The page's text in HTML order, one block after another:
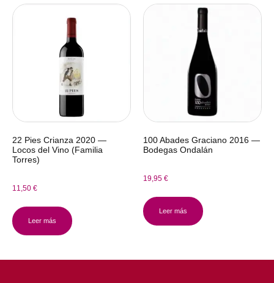
22 Pies Crianza 2020 —
Locos del Vino (Familia
Torres)
11,50 €
Leer más
100 Abades Graciano 2016 —
Bodegas Ondalán
19,95 €
Leer más